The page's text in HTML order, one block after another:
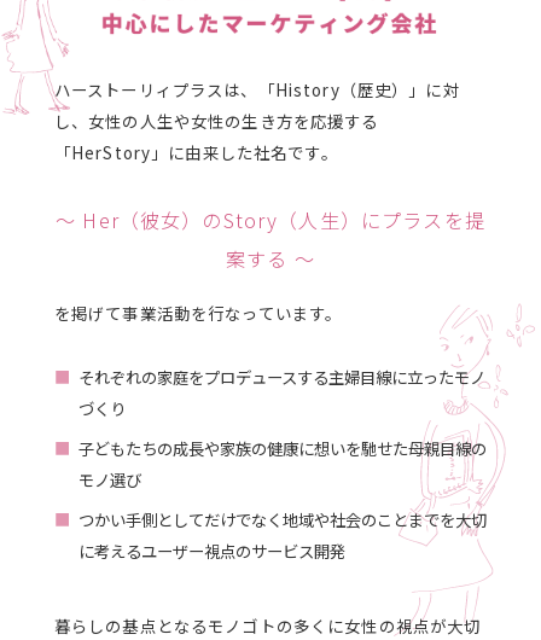
ハーストーリィプラスは、「History（歴史）」に対
し、女性の人生や女性の生き方を応援する
「HerStory」に由来した社名です。
〜 Her（彼女）のStory（人生）にプラスを提
案する 〜
を掲げて事業活動を行なっています。
それぞれの家庭をプロデュースする主婦目線に立ったモノ
づくり
子どもたちの成長や家族の健康に想いを馳せた母親目線の
モノ選び
つかい手側としてだけでなく地域や社会のことまでを大切
に考えるユーザー視点のサービス開発
暮らしの基点となるモノゴトの多くに女性の視点が大切